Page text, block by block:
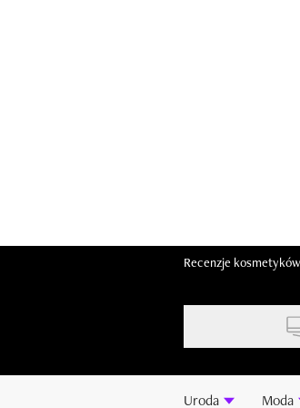
Recenzje kosmetyków
Uroda Moda